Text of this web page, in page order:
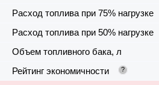
Расход топлива при 75% нагрузке
Расход топлива при 50% нагрузке
Объем топливного бака, л
Рейтинг экономичности ?